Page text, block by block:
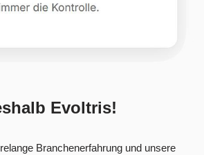
Evoltris!
Branchenerfahrung und unsere